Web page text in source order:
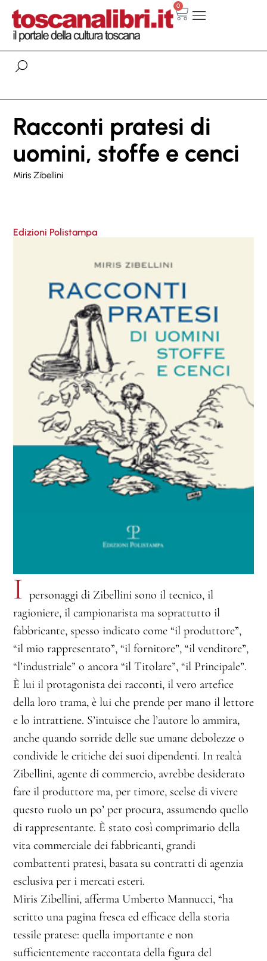
0
Racconti pratesi di
uomini, stoffe e cenci
Miris Zibellini
Edizioni Polistampa
I personaggi di Zibellini sono il tecnico, il
ragioniere, il campionarista ma soprattutto il
fabbricante, spesso indicato come “il produttore”,
“il mio rappresentato”, “il fornitore”, “il venditore”,
“l’industriale” o ancora “il Titolare”, “il Principale”.
È lui il protagonista dei racconti, il vero artefice
della loro trama, è lui che prende per mano il lettore
e lo intrattiene. S’intuisce che l’autore lo ammira,
anche quando sorride delle sue umane debolezze o
condivide le critiche dei suoi dipendenti. In realtà
Zibellini, agente di commercio, avrebbe desiderato
fare il produttore ma, per timore, scelse di vivere
questo ruolo un po’ per procura, assumendo quello
di rappresentante. È stato così comprimario della
vita commerciale dei fabbricanti, grandi
combattenti pratesi, basata su contratti di agenzia
esclusiva per i mercati esteri.
Miris Zibellini, afferma Umberto Mannucci, “ha
scritto una pagina fresca ed efficace della storia
tessile pratese: quella importante e non
sufficientemente raccontata della figura del